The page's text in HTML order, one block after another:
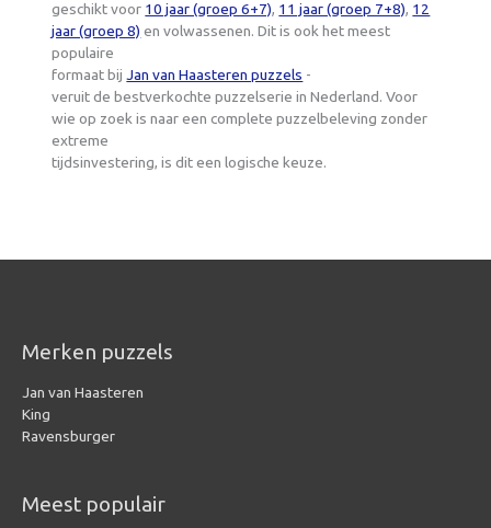
geschikt voor 10 jaar (groep 6+7), 11 jaar (groep 7+8), 12
jaar (groep 8) en volwassenen. Dit is ook het meest
populaire
formaat bijJan van Haasteren puzzels -
veruit de bestverkochte puzzelserie in Nederland. Voor
wie op zoek is naar een complete puzzelbeleving zonder
extreme
tijdsinvestering, is dit een logische keuze.
Merken puzzels
Jan van Haasteren
King
Ravensburger
Meest populair